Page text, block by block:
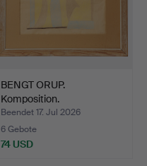
BENGT ORUP.
Komposition.
Beendet 17. Jul 2026
6 Gebote
74 USD